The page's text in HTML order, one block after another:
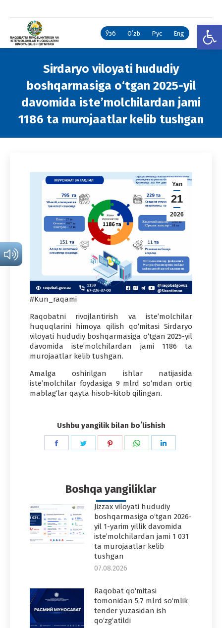
Ўзб Oʻzb Рус Eng
Sirdaryo viloyati hududiy
boshqarmasiga o‘tgan 2025-yil
davomida iste’molchilardan jami
1186 ta murojaatlar kelib tushgan
Yan
21
2026
#Kun_raqami
Raqobatni rivojlantirish va iste’molchilar
huquqlarini himoya qilish qo‘mitasi Sirdaryo
viloyati hududiy boshqarmasiga o‘tgan 2025-yil
davomida iste’molchilardan jami 1186 ta
murojaatlar kelib tushgan.
Amalga oshirilgan ishlar natijasida
iste’molchilar foydasiga 9 mlrd so‘mdan ortiq
mablag‘lar qayta hisob-kitob qilingan.
Ushbu yangilik bilan boʻlishish
Share
Share
Share
Share
Boshqa yangiliklar
Jizzax viloyati hududiy
boshqarmasiga o‘tgan 2026-
yil 1-yarim yillik davomida
iste’molchilardan jami 1 031
ta murojaatlar kelib
tushgan
07.08.2026
Raqobat qo‘mitasi
tomonidan 5,7 mlrd so‘mlik
tender yuzasidan ish
qo‘zg‘atildi